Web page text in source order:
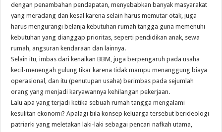
dengan penambahan pendapatan, menyebabkan banyak masyarakat
yang meradang dan kesal karena selain harus memutar otak, juga
harus mengurangi belanja kebutuhan rumah tangga guna memenuhi
kebutuhan yang dianggap prioritas, seperti pendidikan anak, sewa
rumah, angsuran kendaraan dan lainnya.
Selain itu, imbas dari kenaikan BBM, juga berpengaruh pada usaha
kecil-menengah gulung tikar karena tidak mampu menanggung biaya
operasional, dan itu (penutupan usaha) berimbas pada sejumlah
orang yang menjadi karyawannya kehilangan pekerjaan.
Lalu apa yang terjadi ketika sebuah rumah tangga mengalami
kesulitan ekonomi? Apalagi bila konsep keluarga tersebut berideologi
patriarki yang meletakan laki-laki sebagai pencari nafkah utama,